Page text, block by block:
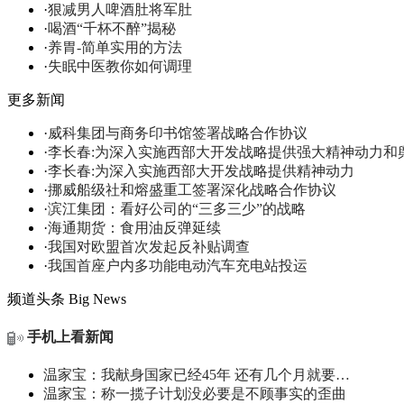
·狠减男人啤酒肚将军肚
·喝酒“千杯不醉”揭秘
·养胃-简单实用的方法
·失眠中医教你如何调理
更多新闻
·威科集团与商务印书馆签署战略合作协议
·李长春:为深入实施西部大开发战略提供强大精神动力和
·李长春:为深入实施西部大开发战略提供精神动力
·挪威船级社和熔盛重工签署深化战略合作协议
·滨江集团：看好公司的“三多三少”的战略
·海通期货：食用油反弹延续
·我国对欧盟首次发起反补贴调查
·我国首座户内多功能电动汽车充电站投运
频道头条 Big News
手机上看新闻
温家宝：我献身国家已经45年 还有几个月就要…
温家宝：称一揽子计划没必要是不顾事实的歪曲